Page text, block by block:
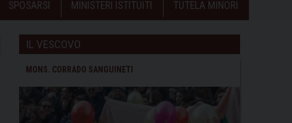
SPOSARSI MINISTERI ISTITUITI TUTELA MINORI
IL VESCOVO
MONS. CORRADO SANGUINETI